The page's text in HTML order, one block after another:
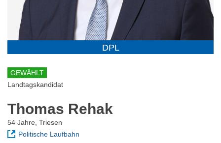
DPL
GEWÄHLT
Landtagskandidat
Thomas Rehak
54 Jahre, Triesen
Politische Laufbahn